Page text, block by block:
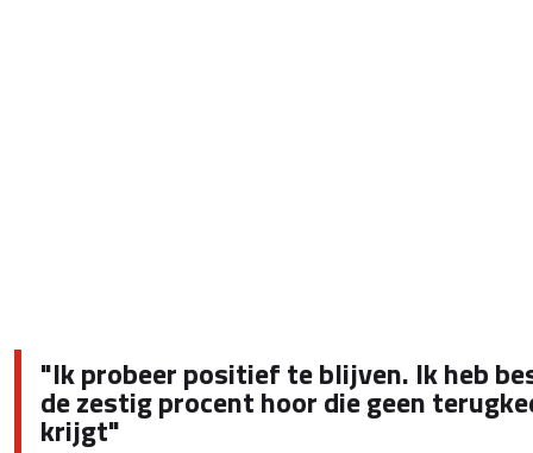
"Ik probeer positief te blijven. Ik heb
de zestig procent hoor die geen
krijgt"